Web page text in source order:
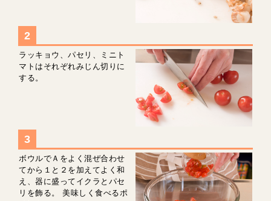
ラッキョウ、パセリ、ミニト
マトはそれぞれみじん切りに
する。
ボウルでＡをよく混ぜ合わせ
てから１と２を加えてよく和
え、器に盛ってイクラとパセ
リを飾る。 美味しく食べるポ